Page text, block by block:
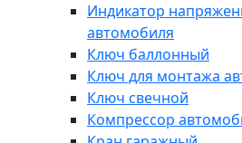
Индикатор
автомобиля
Ключ баллонный
Ключ для монтажа
Ключ свечной
Компрессор